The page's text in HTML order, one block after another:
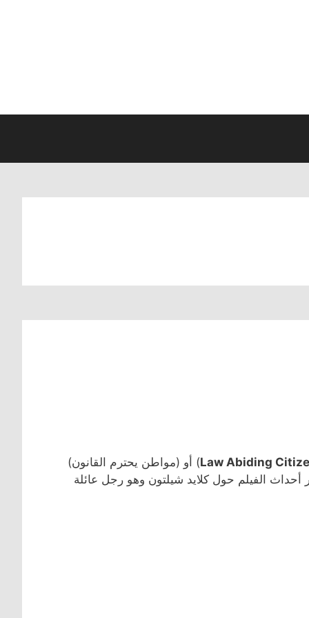
Law Abiding) أو (مواطن يحترم القانون)
أحداث الفيلم حول كلايد شيلتون وهو رجل عائلة